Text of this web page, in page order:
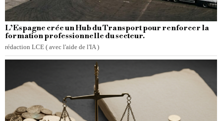
L’Espagne crée un Hub du Transport pour renforcer la
formation professionnelle du secteur.
rédaction LCE ( avec l'aide de l'IA )